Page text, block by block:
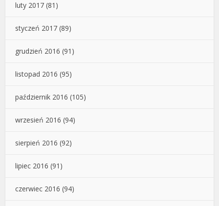
luty 2017 (81)
styczeń 2017 (89)
grudzień 2016 (91)
listopad 2016 (95)
październik 2016 (105)
wrzesień 2016 (94)
sierpień 2016 (92)
lipiec 2016 (91)
czerwiec 2016 (94)